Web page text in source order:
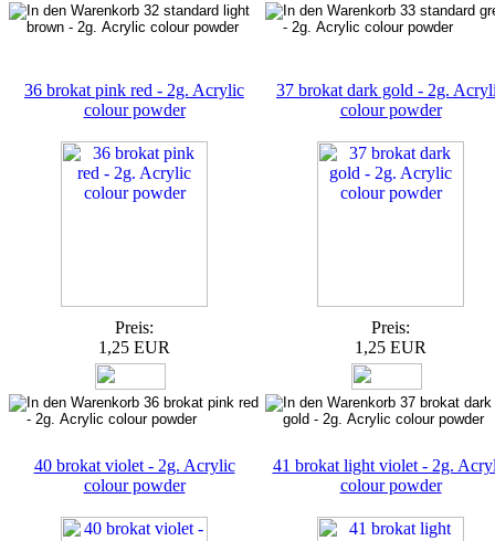
36 brokat pink red - 2g. Acrylic
colour powder
Preis:
1,25 EUR
37 brokat dark gold - 2g.
colour powder
Preis:
1,25 EUR
40 brokat violet - 2g. Acrylic
colour powder
41 brokat light violet - 2g.
colour powder